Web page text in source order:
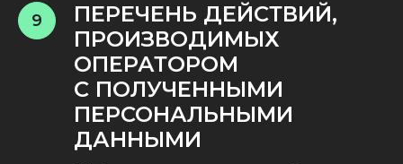
9
ПЕРЕЧЕНЬ ДЕЙСТВИЙ,
ПРОИЗВОДИМЫХ
ОПЕРАТОРОМ
С ПОЛУЧЕННЫМИ
ПЕРСОНАЛЬНЫМИ
ДАННЫМИ